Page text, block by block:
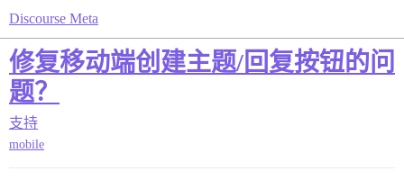
Discourse Meta
修复移动端创建主题/回复按钮的问
题？
支持
mobile